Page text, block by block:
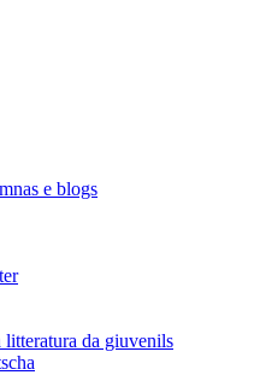
e blogs
litteratura da giuvenils